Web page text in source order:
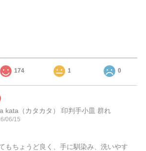
174 1 0
kata（カタカタ） 印判手小皿 群れ
06/15
もちょうど良く、手に馴染み、洗いやす